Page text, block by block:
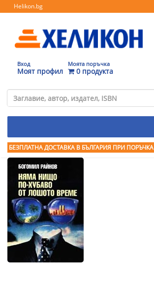
Helikon.bg
Вход
Моят профил
Моята поръчка
0 продукта
БЕЗПЛАТНА ДОСТАВКА В БЪЛГАРИЯ ПРИ ПОРЪЧКА